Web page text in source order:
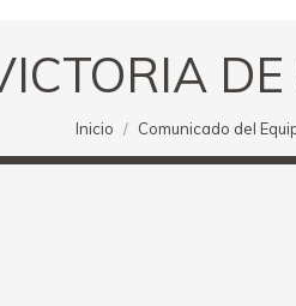
Estás aquí:
Inicio Comunicado del